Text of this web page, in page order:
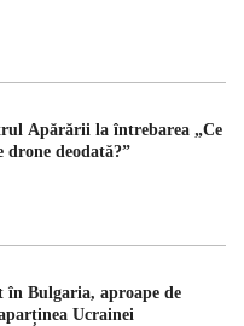
Apărării la întrebarea „Ce
drone deodată?”
în Bulgaria, aproape de
Ucrainei